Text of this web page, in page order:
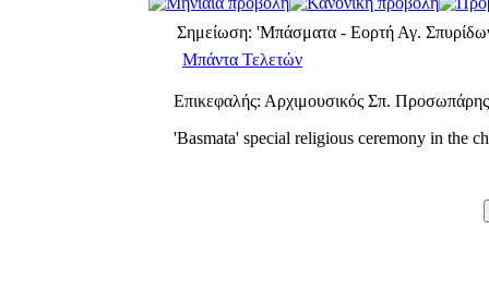
Σημείωση: 'Μπάσματα - Εορτή Αγ.
Μπάντα Τελετών
Επικεφαλής: Αρχιμουσικός Σπ. Προσωπάρης
'Basmata' special religious ceremony in the